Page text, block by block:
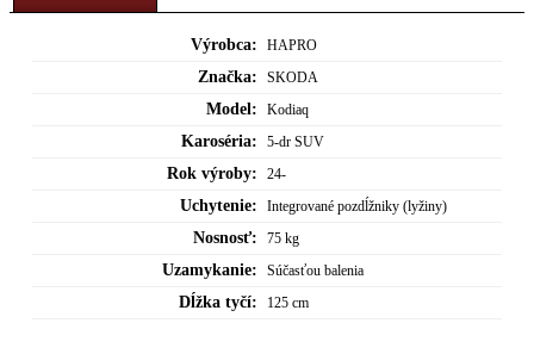
Výrobca: HAPRO
Značka: SKODA
Model: Kodiaq
Karoséria: 5-dr SUV
Rok výroby: 24-
Uchytenie: Integrované pozdĺžniky (lyžiny)
Nosnosť: 75 kg
Uzamykanie: Súčasťou balenia
Dĺžka tyčí: 125 cm